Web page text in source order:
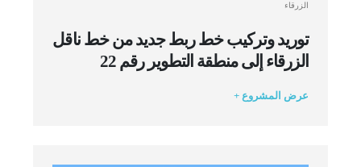
الزرقاء
توريد وتركيب خط ربط جديد من خط ناقل
الزرقاء إلى منطقة التطوير رقم 22
عرض المشروع +